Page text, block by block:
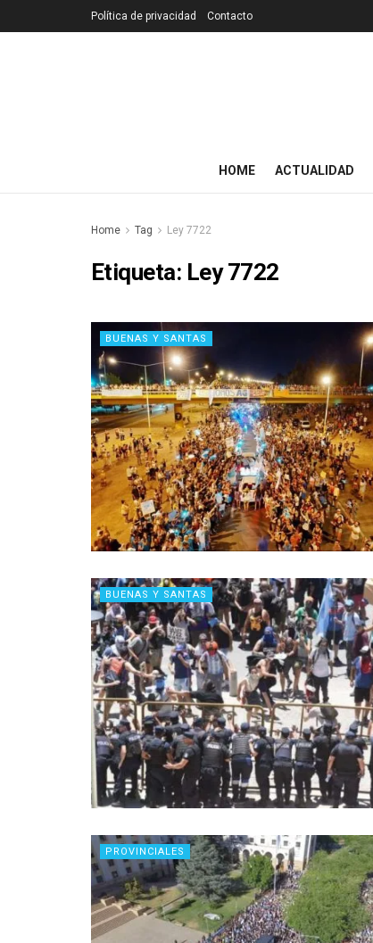
Política de privacidad Contacto
HOME ACTUALIDAD
Home Tag Ley 7722
Etiqueta: Ley 7722
BUENAS Y SANTAS
BUENAS Y SANTAS
PROVINCIALES